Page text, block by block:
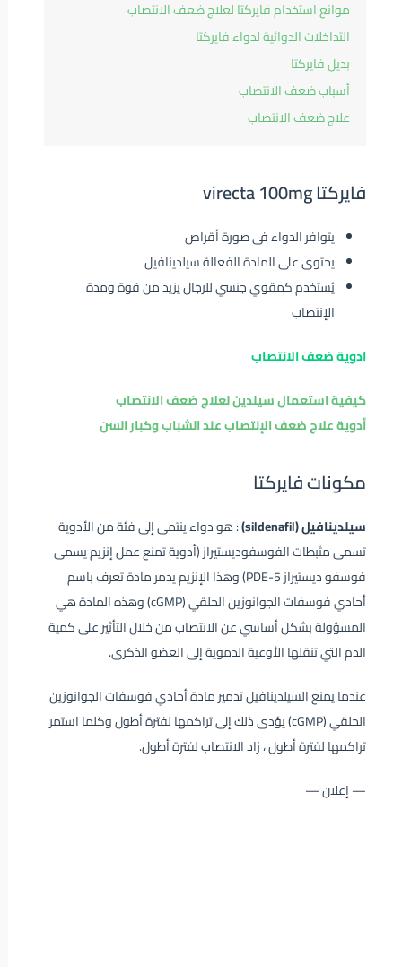
موانع استخدام فايركتا لعلاج ضعف الانتصاب
التداخلات الدوائية لدواء فايركتا
بديل فايركتا
أسباب ضعف الانتصاب
علاج ضعف الانتصاب
فايركتا virecta 100mg
يتوافر الدواء فى صورة أقراص
يحتوى على المادة الفعالة سيلدينافيل
يُستخدم كمقوي جنسي للرجال يزيد من قوة ومدة
الإنتصاب
ادوية ضعف الانتصاب
كيفية استعمال سيلدين لعلاج ضعف الانتصاب
أدوية علاج ضعف الإنتصاب عند الشباب وكبار السن
مكونات فايركتا
سيلدينافيل (sildenafil)
: هو دواء ينتمى إلى فئة من الأدوية
تسمى مثبطات الفوسفوديستيراز (أدوية تمنع عمل إنزيم يسمى
فوسفو ديستيراز PDE-5) وهذا الإنزيم يدمر مادة تعرف باسم
أحادي فوسفات الجوانوزين الحلقي (cGMP) وهذه المادة هي
المسؤولة بشكل أساسي عن الانتصاب من خلال التأثير على كمية
الدم التي تنقلها الأوعية الدموية إلى العضو الذكرى.
عندما يمنع السيلدينافيل تدمير مادة أحادي فوسفات الجوانوزين
الحلقي (cGMP) يؤدى ذلك إلى تراكمها لفترة أطول وكلما استمر
تراكمها لفترة أطول ، زاد الانتصاب لفترة أطول.
— إعلان —